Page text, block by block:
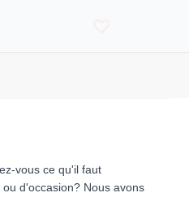
vous ce qu'il faut
d'occasion? Nous avons